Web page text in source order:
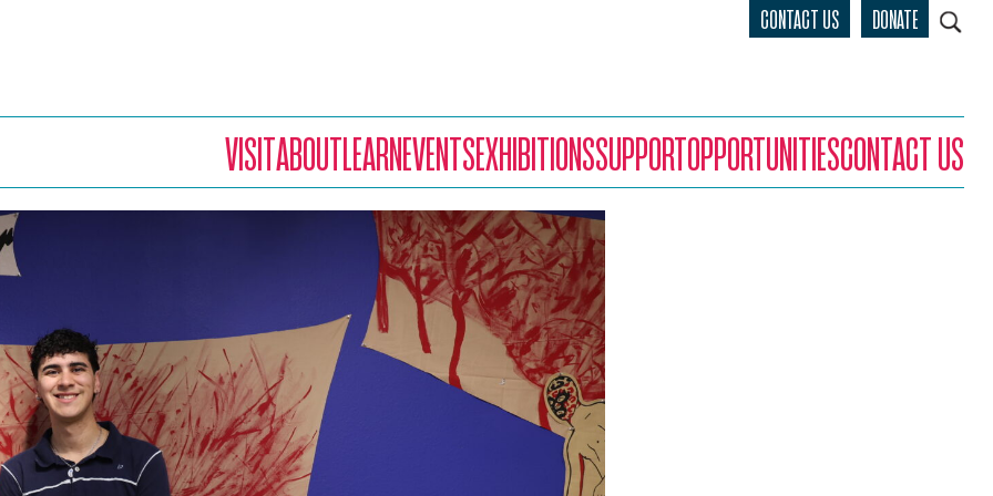
CONTACT US DONATE
VISITABOUTLEARNEVENTSEXHIBITIONSSUPPORTOPPORTUNITIESCONTACT US